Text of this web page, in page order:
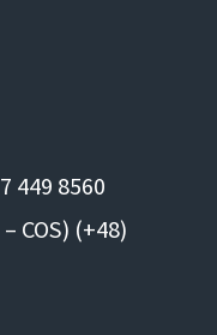
449 8560
COS) (+48)